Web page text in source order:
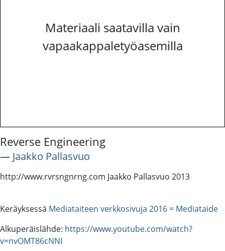
Materiaali saatavilla vain
vapaakappaletyöasemilla
Reverse Engineering
― Jaakko Pallasvuo
http://www.rvrsngnrng.com Jaakko Pallasvuo 2013
Keräyksessä Mediataiteen verkkosivuja 2016 = Mediataide
Alkuperäislähde: https://www.youtube.com/watch?
v=nvOMT86cNNI